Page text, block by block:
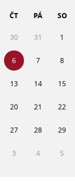
ČT PÁ SO
30 31 1
6 7 8
13 14 15
20 21 22
27 28 29
3 4 5